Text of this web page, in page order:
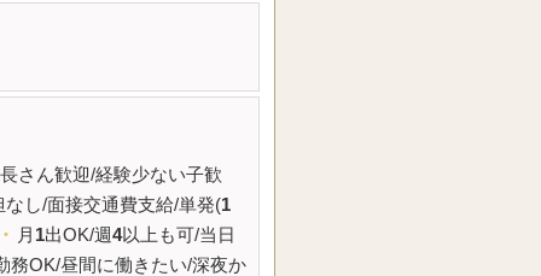
さん歓迎/経験少ない子歓
し/面接交通費支給/単発(1
月 1出OK/週4以上も可/当日
務OK/昼間に働きたい/深夜か